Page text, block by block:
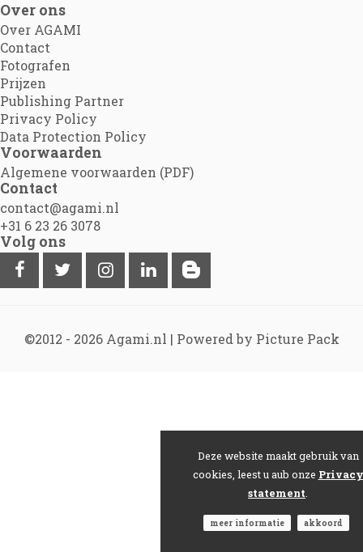
Over ons
Over AGAMI
Contact
Fotografen
Prijzen
Publishing Partner
Privacy Policy
Data Protection Policy
Voorwaarden
Algemene voorwaarden (PDF)
Contact
contact@agami.nl
+31 6 23 26 3078
Volg ons
©2012 - 2026 Agami.nl | Powered by Picture Pack
Deze website maakt gebruik van
cookies, leest u aub onze Privacy
statement
meer informatie akkoord